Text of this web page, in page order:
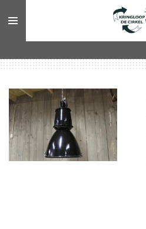
direct
hoofdinhoud